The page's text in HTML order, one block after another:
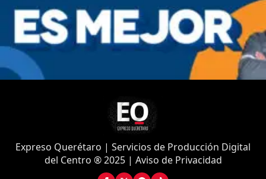
Expreso Querétaro | Servicios de Producción Digital
del Centro ® 2025 | Aviso de Privacidad